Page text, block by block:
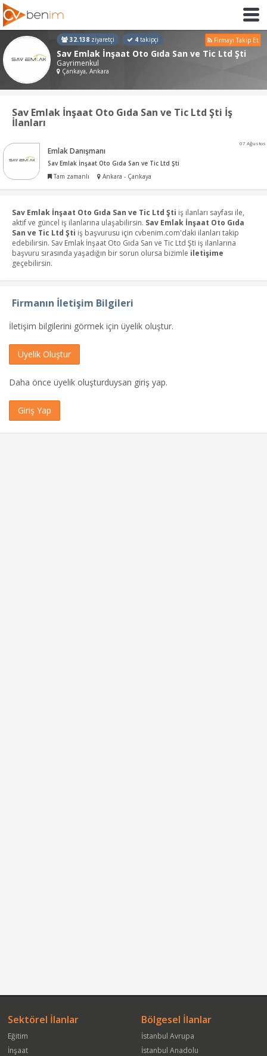
32.138 ziyaretçi 4 takipçi Firmayı Takip Et
Sav Emlak İnşaat Oto Gıda San ve Tic Ltd Şti
Gayrimenkul
Çankaya, Ankara
Sav Emlak İnşaat Oto Gıda San ve Tic Ltd Şti İş
İlanları
07 Ağustos
Emlak Danışmanı
Sav Emlak İnşaat Oto Gıda San ve Tic Ltd Şti
Tam zamanlı
Ankara - Çankaya
Sav Emlak İnşaat Oto Gıda San ve Tic Ltd Şti iş ilanları sayfası ile,
aktif ve güncel iş ilanlarına ulaşabilirsin. Sav Emlak İnşaat Oto Gıda
San ve Tic Ltd Şti iş başvurusu için cvbenim.com'daki ilanları takip
edebilirsin. Sav Emlak İnşaat Oto Gıda San ve Tic Ltd Şti iş ilanlarına
başvuru sırasında yaşadığın bir sorun olursa bizimle iletişime
geçebilirsin.
Firmanın İletişim Bilgileri
İletişim bilgilerini görmek için üyelik oluştur.
Üyelik Oluştur
Daha önce üyelik oluşturduysan giriş yap.
Giriş Yap
Sektörel İlanlar
Eğitim
İnşaat
Bölgesel İlanlar
İstanbul Avrupa
İstanbul Anadolu